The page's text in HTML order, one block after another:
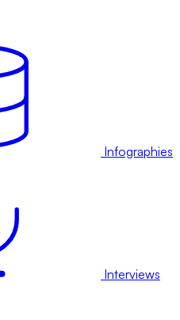
Infographies
Interviews